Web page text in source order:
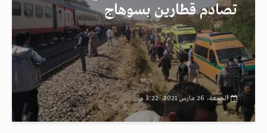
تصادم قطارين بسوهاج
الجمعة، 26 مارس 2021، 3:22 م